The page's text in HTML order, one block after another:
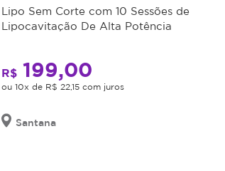
Lipo Sem Corte com 10 Sessões de
Lipocavitação De Alta Potência
R$ 199,00
ou 10x de R$ 22,15 com juros
Santana